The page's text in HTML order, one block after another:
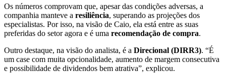
Os números comprovam que, apesar das condições adversas, a
companhia manteve a resiliência, superando as projeções dos
especialistas. Por isso, na visão de Caio, ela está entre as suas
preferidas do setor agora e é uma recomendação de compra.
Outro destaque, na visão do analista, é a Direcional (DIRR3). “É
um case com muita opcionalidade, aumento de margem consecutiva
e possibilidade de dividendos bem atrativa”, explicou.